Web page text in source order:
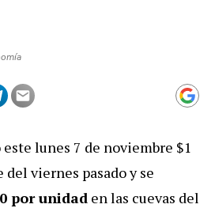
lunes 7 de noviembre $1
viernes pasado y se
por unidad en las cuevas del